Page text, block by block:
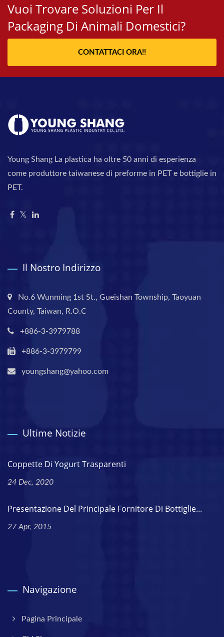
Vuoi Trovare Soluzioni Per Il
Packaging Di Animali Domestici?
CONTATTACI ORA!!
Young Shang La plastica ha oltre 50 anni di esperienza
come produttore taiwanese di preforme in PET e bottiglie in
PET.
Il Nostro Indirizzo
No.6 Wunming 1st St., Gueishan Township, Taoyuan
County, Taiwan, R.O.C
+886-3-3979788
+886-3-3979799
youngshang@yahoo.com
Ultime Notizie
Coppette Di Yogurt Trasparenti
24 Dec, 2020
Presentazione Del Principale Fornitore Di Bottiglie...
27 Apr, 2015
Navigazione
Pagina Principale